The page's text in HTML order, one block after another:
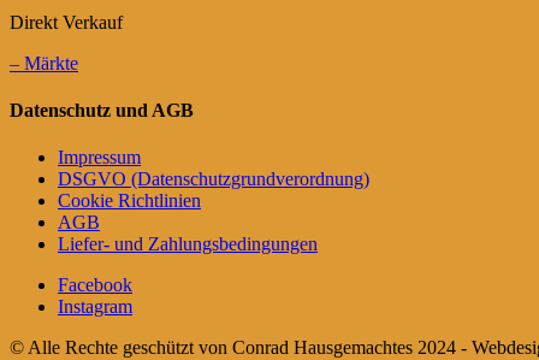
Direkt Verkauf
– Märkte
Datenschutz und AGB
Impressum
DSGVO (Datenschutzgrundverordnung)
Cookie Richtlinien
AGB
Liefer- und Zahlungsbedingungen
Facebook
Instagram
© Alle Rechte geschützt von Conrad Hausgemachtes 2024 -